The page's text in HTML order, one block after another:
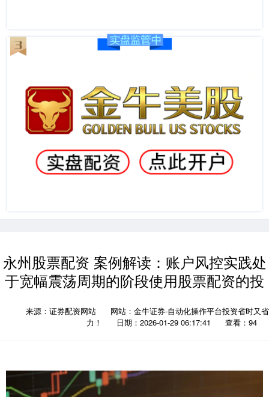
永州股票配资 案例解读：账户风控实践处
于宽幅震荡周期的阶段使用股票配资的投
来源：证券配资网站
网站：金牛证券-自动化操作平台投资省时又省
力！
日期：2026-01-29 06:17:41 查看：94